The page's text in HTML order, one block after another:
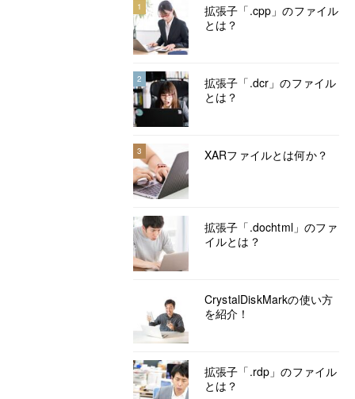
1
拡張子「.cpp」のファイル
とは？
2
拡張子「.dcr」のファイル
とは？
3 XARファイルとは何か？
拡張子「.dochtml」のファ
イルとは？
CrystalDiskMarkの使い方
を紹介！
拡張子「.rdp」のファイル
とは？